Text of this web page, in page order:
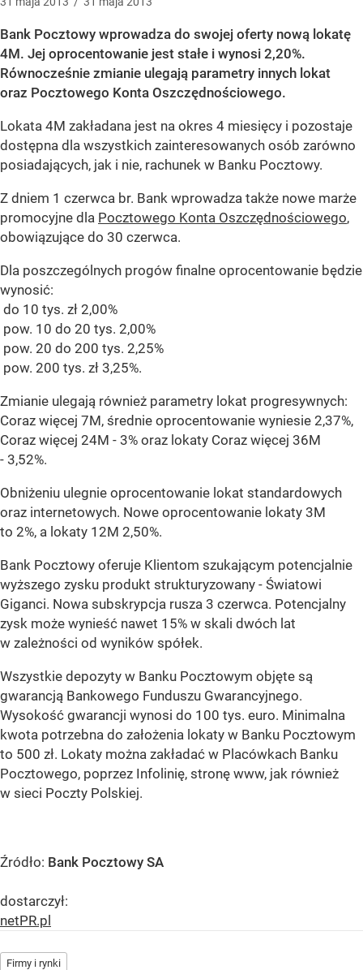
Bank Pocztowy wprowadza do swojej oferty nową lokatę
4M. Jej oprocentowanie jest stałe i wynosi 2,20%.
Równocześnie zmianie ulegają parametry innych lokat
oraz Pocztowego Konta Oszczędnościowego.
Lokata 4M zakładana jest na okres 4 miesięcy i pozostaje
dostępna dla wszystkich zainteresowanych osób zarówno
posiadających, jak i nie, rachunek w Banku Pocztowy.
Z dniem 1 czerwca br. Bank wprowadza także nowe marże
promocyjne dla Pocztowego Konta Oszczędnościowego,
obowiązujące do 30 czerwca.
Dla poszczególnych progów finalne oprocentowanie będzie
wynosić:
do 10 tys. zł 2,00%
pow. 10 do 20 tys. 2,00%
pow. 20 do 200 tys. 2,25%
pow. 200 tys. zł 3,25%.
Zmianie ulegają również parametry lokat progresywnych:
Coraz więcej 7M, średnie oprocentowanie wyniesie 2,37%,
Coraz więcej 24M - 3% oraz lokaty Coraz więcej 36M
- 3,52%.
Obniżeniu ulegnie oprocentowanie lokat standardowych
oraz internetowych. Nowe oprocentowanie lokaty 3M
to 2%, a lokaty 12M 2,50%.
Bank Pocztowy oferuje Klientom szukającym potencjalnie
wyższego zysku produkt strukturyzowany - Światowi
Giganci. Nowa subskrypcja rusza 3 czerwca. Potencjalny
zysk może wynieść nawet 15% w skali dwóch lat
w zależności od wyników spółek.
Wszystkie depozyty w Banku Pocztowym objęte są
gwarancją Bankowego Funduszu Gwarancyjnego.
Wysokość gwarancji wynosi do 100 tys. euro. Minimalna
kwota potrzebna do założenia lokaty w Banku Pocztowym
to 500 zł. Lokaty można zakładać w Placówkach Banku
Pocztowego, poprzez Infolinię, stronę www, jak również
w sieci Poczty Polskiej.
Źródło: Bank Pocztowy SA
dostarczył:
netPR.pl
Firmy i rynki